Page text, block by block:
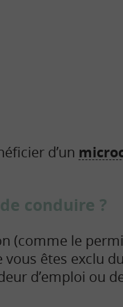
d’un
conduire ?
(comme le
vous êtes exclu
d’emploi ou